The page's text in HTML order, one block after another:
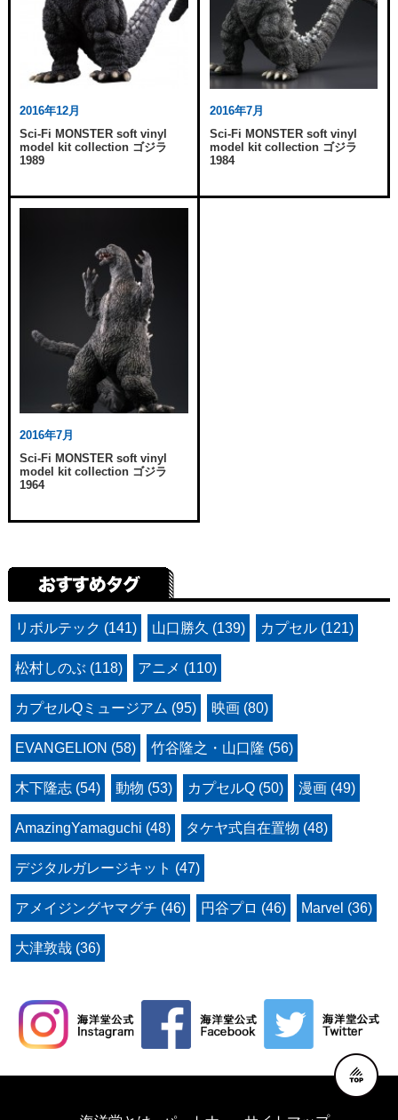
2016年12月
Sci-Fi MONSTER soft vinyl
model kit collection ゴジラ
1989
2016年7月
Sci-Fi MONSTER soft vinyl
model kit collection ゴジラ
1984
2016年7月
Sci-Fi MONSTER soft vinyl
model kit collection ゴジラ
1964
リボルテック (141) 山口勝久 (139) カプセル (121)
松村しのぶ (118) アニメ (110)
カプセルQミュージアム (95) 映画 (80)
EVANGELION (58) 竹谷隆之・山口隆 (56)
木下隆志 (54) 動物 (53) カプセルQ (50) 漫画 (49)
AmazingYamaguchi (48) タケヤ式自在置物 (48)
デジタルガレージキット (47)
アメイジングヤマグチ (46) 円谷プロ (46) Marvel (36)
大津敦哉 (36)